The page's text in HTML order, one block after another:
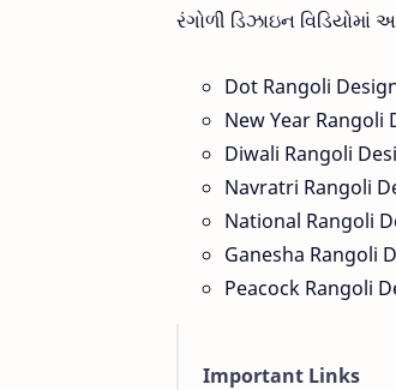
રંગોળી ડિઝાઇન
Dot Rangoli
New Year Rangoli
Diwali Rangoli
Navratri Rangoli
National Rangoli
Ganesha Rangoli
Peacock Rangoli
Important Links